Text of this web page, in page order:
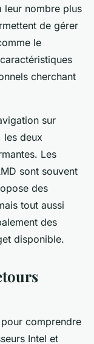
leur nombre plus
de gérer
le
cherchant
sur
les deux
Les
sont souvent
des
tout aussi
des
disponible.
comprendre
Intel et